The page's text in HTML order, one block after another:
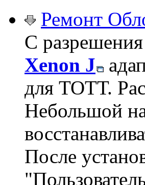
Ремонт
С
Xenon J
для ТОТТ.
Небольшой
После